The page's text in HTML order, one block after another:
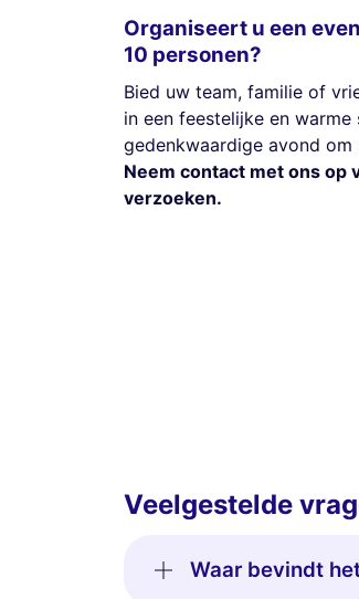
Organiseert u een
10 personen?
Bied uw team, familie of
in een feestelijke en
gedenkwaardige avond om
Neem contact met ons op
verzoeken.
Veelgestelde
Waar bevindt